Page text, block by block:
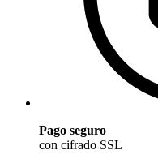
Pago seguro
con cifrado SSL